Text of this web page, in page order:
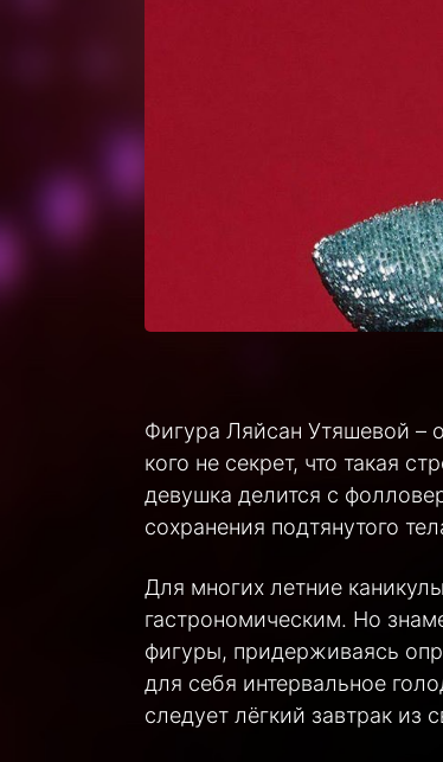
Фигура Ляйсан Утяшевой –
кого не секрет, что такая
девушка делится с
сохранения подтянутого
Для многих летние
гастрономическим. Но
фигуры, придерживаясь
для себя интервальное
следует лёгкий завтрак